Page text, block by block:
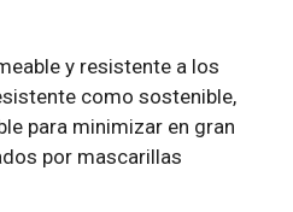
y resistente a los
como sostenible,
para minimizar en gran
por mascarillas